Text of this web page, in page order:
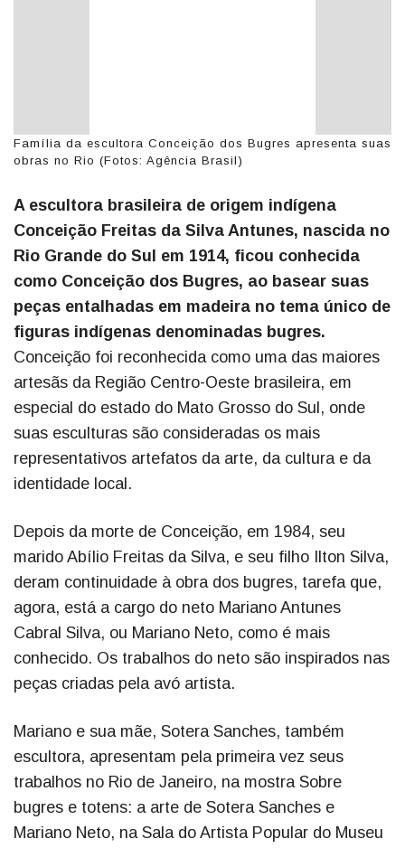
Família da escultora Conceição dos Bugres apresenta suas
obras no Rio (Fotos: Agência Brasil)
A escultora brasileira de origem indígena
Conceição Freitas da Silva Antunes, nascida no
Rio Grande do Sul em 1914, ficou conhecida
como Conceição dos Bugres, ao basear suas
peças entalhadas em madeira no tema único de
figuras indígenas denominadas bugres.
Conceição foi reconhecida como uma das maiores
artesãs da Região Centro-Oeste brasileira, em
especial do estado do Mato Grosso do Sul, onde
suas esculturas são consideradas os mais
representativos artefatos da arte, da cultura e da
identidade local.
Depois da morte de Conceição, em 1984, seu
marido Abílio Freitas da Silva, e seu filho Ilton Silva,
deram continuidade à obra dos bugres, tarefa que,
agora, está a cargo do neto Mariano Antunes
Cabral Silva, ou Mariano Neto, como é mais
conhecido. Os trabalhos do neto são inspirados nas
peças criadas pela avó artista.
Mariano e sua mãe, Sotera Sanches, também
escultora, apresentam pela primeira vez seus
trabalhos no Rio de Janeiro, na mostra Sobre
bugres e totens: a arte de Sotera Sanches e
Mariano Neto, na Sala do Artista Popular do Museu